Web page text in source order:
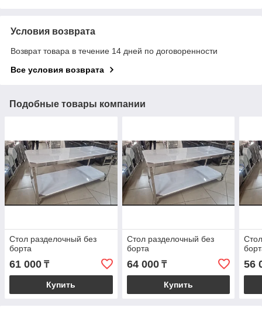
Условия возврата
Возврат товара в течение 14 дней по договоренности
Все условия возврата
Подобные товары компании
Стол разделочный без
борта
61 000 ₸
Купить
Стол разделочный без
борта
64 000₸
Купить
56